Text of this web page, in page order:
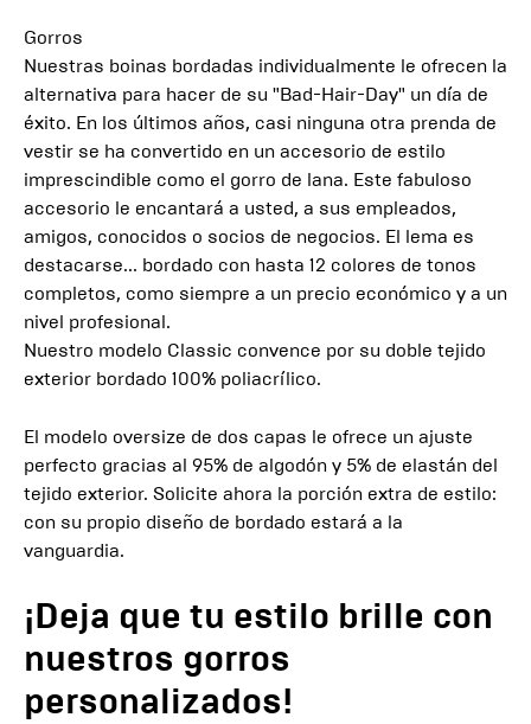
Gorros
Nuestras boinas bordadas individualmente le ofrecen la
alternativa para hacer de su "Bad-Hair-Day" un día de
éxito. En los últimos años, casi ninguna otra prenda de
vestir se ha convertido en un accesorio de estilo
imprescindible como el gorro de lana. Este fabuloso
accesorio le encantará a usted, a sus empleados,
amigos, conocidos o socios de negocios. El lema es
destacarse... bordado con hasta 12 colores de tonos
completos, como siempre a un precio económico y a un
nivel profesional.
Nuestro modelo Classic convence por su doble tejido
exterior bordado 100% poliacrílico.
El modelo oversize de dos capas le ofrece un ajuste
perfecto gracias al 95% de algodón y 5% de elastán del
tejido exterior. Solicite ahora la porción extra de estilo:
con su propio diseño de bordado estará a la
vanguardia.
¡Deja que tu estilo brille con
nuestros gorros
personalizados!